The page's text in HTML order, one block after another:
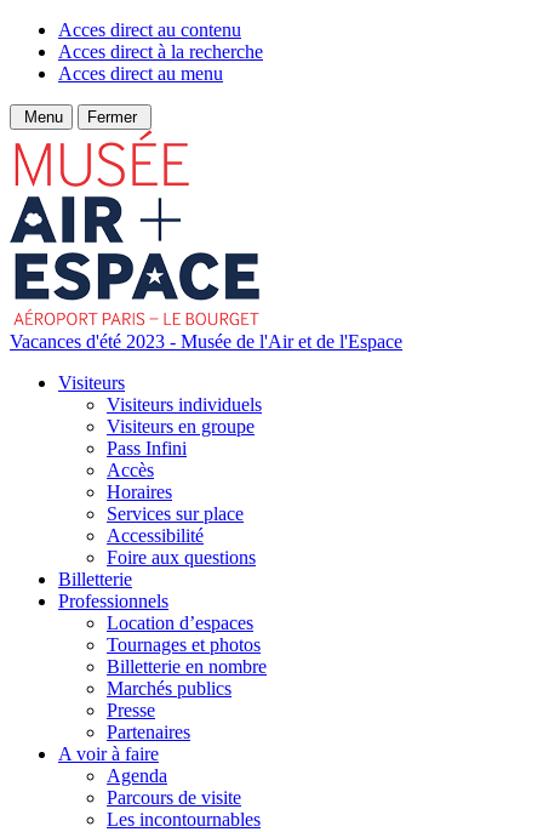
Acces direct au contenu
Acces direct à la recherche
Acces direct au menu
Menu Fermer
Vacances d'été 2023 - Musée de l'Air et de l'Espace
Visiteurs
Visiteurs individuels
Visiteurs en groupe
Pass Infini
Accès
Horaires
Services sur place
Accessibilité
Foire aux questions
Billetterie
Professionnels
Location d’espaces
Tournages et photos
Billetterie en nombre
Marchés publics
Presse
Partenaires
A voir à faire
Agenda
Parcours de visite
Les incontournables